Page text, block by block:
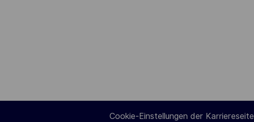
Cookie-Einstellungen der Karriereseite